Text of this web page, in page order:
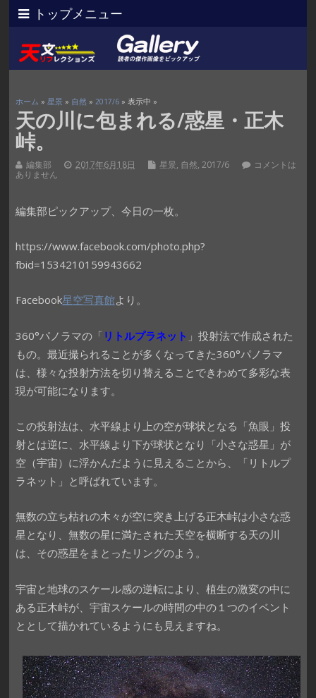
トップメニュー
ホーム » 星景» 自然» 2017/6» 表示中 »
天の川に包まれる/惑星・正木
峠。
編集部 2017年6月18日 星景, 自然, 2017/6
コメントは
ありません
編集部ピックアップ、今日の一枚。
https://www.facebook.com/photo.php?
fbid=1534210159943662
Facebook星空写真館より。
360°パノラマの「 リトルプラネット 」投射法で作成された
もの。最近撮られることが多くなってきた360°パノラマ
は、様々な投射方法を切り替えることできわめて多彩な表
現が可能になります。
この投射法は、水平線より上の空が球状となる「魚眼」投
射とは逆に、水平線より下が球状となり「小さな惑星」が
空（宇宙）に浮かんだように見えることから、「リトルプ
ラネット」と呼ばれています。
無数の立ち枯れの木々が空に突き上げる正木峠は小さな惑
星となり、無数の星に満たされた天空を横断する天の川
は、その惑星をまとったリングのよう。
宇宙と地球のスケール感の逆転により、植生の激変の中に
ある正木峠が、宇宙スケールの時間の中の１つのイベント
ととして描かれているようにも見えますね。